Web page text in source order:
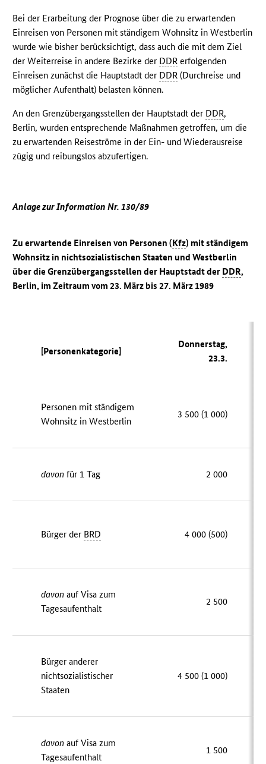
Bei der Erarbeitung der Prognose über die zu erwartenden
Einreisen von Personen mit ständigem Wohnsitz in Westberlin
wurde wie bisher berücksichtigt, dass auch die mit dem Ziel
der Weiterreise in andere Bezirke der DDR erfolgenden
Einreisen zunächst die Hauptstadt der DDR (Durchreise und
möglicher Aufenthalt) belasten können.
An den Grenzübergangsstellen der Hauptstadt der DDR,
Berlin, wurden entsprechende Maßnahmen getroffen, um die
zu erwartenden Reiseströme in der Ein- und Wiederausreise
zügig und reibungslos abzufertigen.
Anlage zur Information Nr. 130/89
Zu erwartende Einreisen von Personen (Kfz) mit ständigem
Wohnsitz in nichtsozialistischen Staaten und Westberlin
über die Grenzübergangsstellen der Hauptstadt der DDR,
Berlin, im Zeitraum vom 23. März bis 27. März 1989
[Personenkategorie]
Donnerstag,
23.3.
Personen mit ständigem
Wohnsitz in Westberlin
3 500 (1 000)
davon für 1 Tag 2 000
Bürger der BRD 4 000 (500)
davon auf Visa zum
Tagesaufenthalt
2 500
Bürger anderer
nichtsozialistischer
Staaten
4 500 (1 000)
davon auf Visa zum
Tagesaufenthalt
1 500